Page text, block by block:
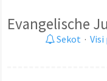
Evangelische
Sekot · Visi